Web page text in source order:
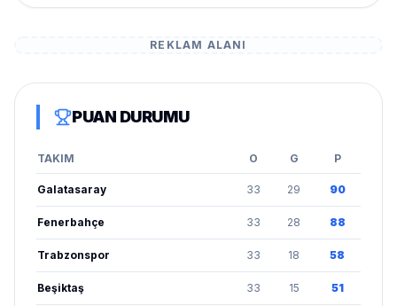
REKLAM ALANI
PUAN DURUMU
TAKIM O G P
Galatasaray 33 29 90
Fenerbahçe 33 28 88
Trabzonspor 33 18 58
Beşiktaş 33 15 51